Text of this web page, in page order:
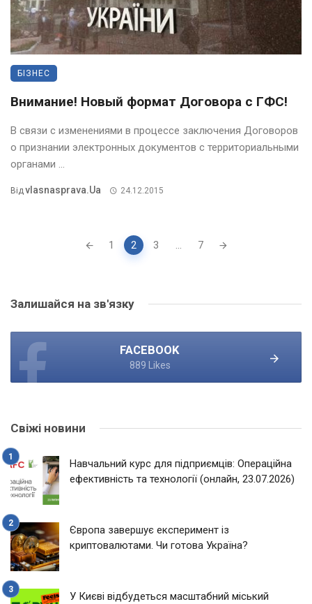
БІЗНЕС
Внимание! Новый формат Договора с ГФС!
В связи с изменениями в процессе заключения Договоров
о признании электронных документов с территориальными
органами ...
ВідVlasnasprava.ua 24.12.2015
1 2 3 ... 7
Залишайся на зв'язку
FACEBOOK
889 Likes
Свіжі новини
Навчальний курс для підприємців: Операційна
ефективність та технології (онлайн, 23.07.2026)
Європа завершує експеримент із
криптовалютами. Чи готова Україна?
У Києві відбудеться масштабний міський